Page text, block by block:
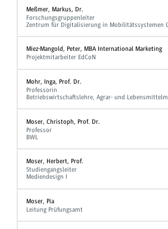
Meßmer, Markus, Dr.
Forschungsgruppenleiter
Zentrum für Digitalisierung in Mobilitätssystemen
Miez-Mangold, Peter, MBA International Marketing
Projektmitarbeiter EdCoN
Mohr, Inga, Prof. Dr.
Professorin
Betriebswirtschaftslehre, Agrar- und
Moser, Christoph, Prof. Dr.
Professor
BWL
Moser, Herbert, Prof.
Studiengangsleiter
Mediendesign I
Moser, Pia
Leitung Prüfungsamt